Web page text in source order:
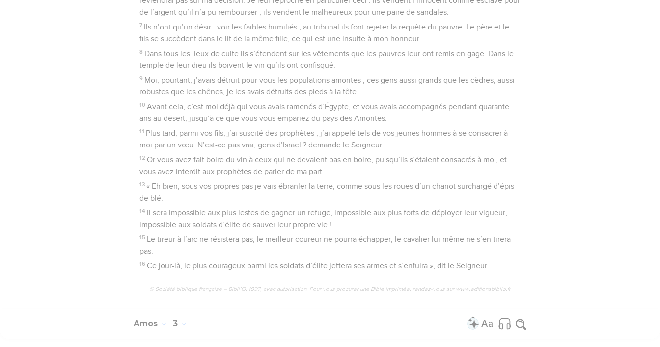
de l’argent qu’il n’a pu rembourser ; ils vendent le malheureux pour une paire de sandales.
7 Ils n’ont qu’un désir : voir les faibles humiliés ; au tribunal ils font rejeter la requête du pauvre. Le père et le
fils se succèdent dans le lit de la même fille, ce qui est une insulte à mon honneur.
8 Dans tous les lieux de culte ils s’étendent sur les vêtements que les pauvres leur ont remis en gage. Dans le
temple de leur dieu ils boivent le vin qu’ils ont confisqué.
9 Moi, pourtant, j’avais détruit pour vous les populations amorites ; ces gens aussi grands que les cèdres, aussi
robustes que les chênes, je les avais détruits des pieds à la tête.
10 Avant cela, c’est moi déjà qui vous avais ramenés d’Égypte, et vous avais accompagnés pendant quarante
ans au désert, jusqu’à ce que vous vous empariez du pays des Amorites.
11 Plus tard, parmi vos fils, j’ai suscité des prophètes ; j’ai appelé tels de vos jeunes hommes à se consacrer à
moi par un vœu. N’est-ce pas vrai, gens d’Israël ? demande le Seigneur.
12 Or vous avez fait boire du vin à ceux qui ne devaient pas en boire, puisqu’ils s’étaient consacrés à moi, et
vous avez interdit aux prophètes de parler de ma part.
13 « Eh bien, sous vos propres pas je vais ébranler la terre, comme sous les roues d’un chariot surchargé d’épis
de blé.
14 Il sera impossible aux plus lestes de gagner un refuge, impossible aux plus forts de déployer leur vigueur,
impossible aux soldats d’élite de sauver leur propre vie !
15 Le tireur à l’arc ne résistera pas, le meilleur coureur ne pourra échapper, le cavalier lui-même ne s’en tirera
pas.
16 Ce jour-là, le plus courageux parmi les soldats d’élite jettera ses armes et s’enfuira », dit le Seigneur.
© Société biblique française – Bibli’O, 1997, avec autorisation. Pour vous procurer une Bible imprimée, rendez-vous sur www.editionsbiblio.fr
Amos 3